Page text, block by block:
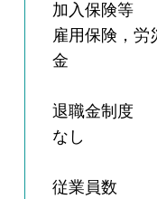
加入保険等
雇用保険，労
金
退職金制度
なし
従業員数